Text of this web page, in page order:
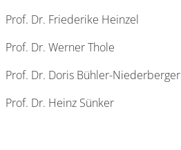
Prof. Dr. Friederike Heinzel
Prof. Dr. Werner Thole
Prof. Dr. Doris Bühler-Niederberger
Prof. Dr. Heinz Sünker